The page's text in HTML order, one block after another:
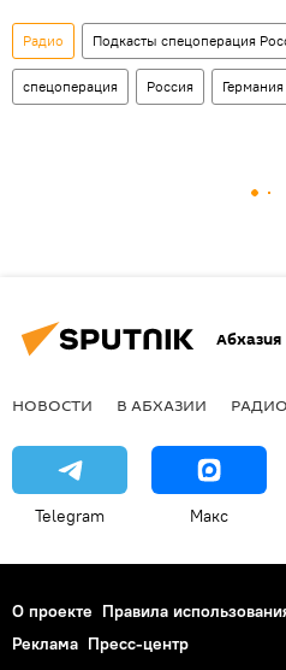
Радио Подкасты спецоперация
спецоперация Россия Германия
Абхазия
НОВОСТИ В АБХАЗИИ РАДИО
Telegram Макс
О проекте Правила
Реклама Пресс-центр